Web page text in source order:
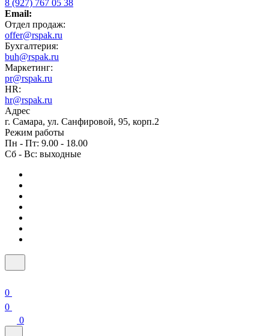
8 (927) 767 05 38
Email:
Отдел продаж:
offer@rspak.ru
Бухгалтерия:
buh@rspak.ru
Маркетинг:
pr@rspak.ru
HR:
hr@rspak.ru
Адрес
г. Самара, ул. Санфировой, 95, корп.2
Режим работы
Пн - Пт: 9.00 - 18.00
Сб - Вс: выходные
0
0
0